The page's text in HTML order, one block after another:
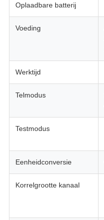
Oplaadbare batterij
Voeding
Werktijd
Telmodus
Testmodus
Eenheidconversie
Korrelgrootte kanaal